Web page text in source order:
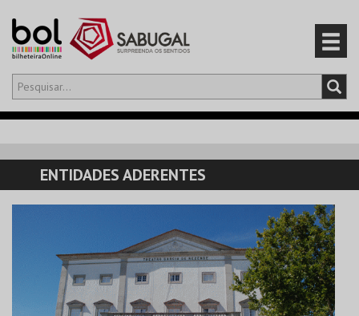
Olá,iniciar sessão
CARRINHO
EVENTOS
PRODUTOS
ENTIDADES ADERENTES